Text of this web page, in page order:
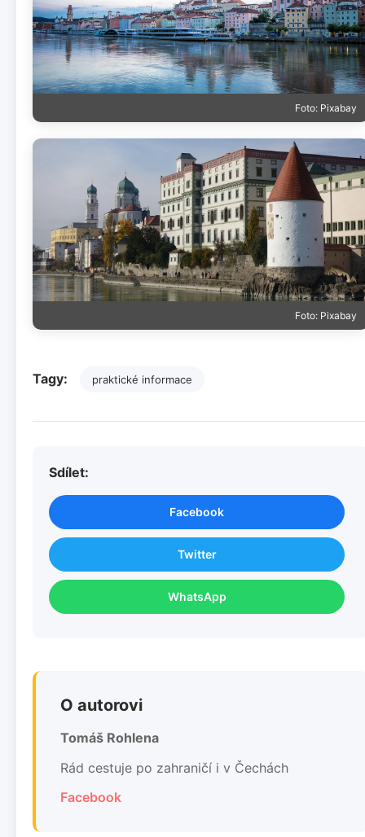
Foto: Pixabay
Foto: Pixabay
Tagy: praktické informace
Sdílet:
Facebook
Twitter
WhatsApp
O autorovi
Tomáš Rohlena
Rád cestuje po zahraničí i v Čechách
Facebook